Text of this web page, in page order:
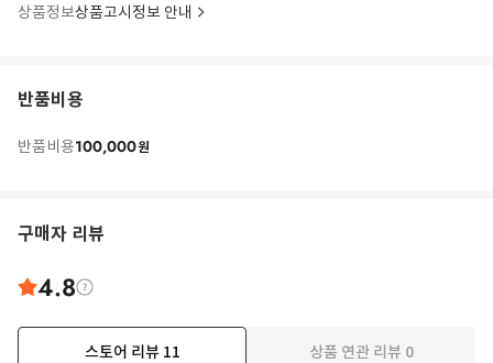
상품정보상품고시정보 안내
반품비용
반품비용100,000원
구매자 리뷰
4.8
스토어 리뷰 11 상품 연관 리뷰 0